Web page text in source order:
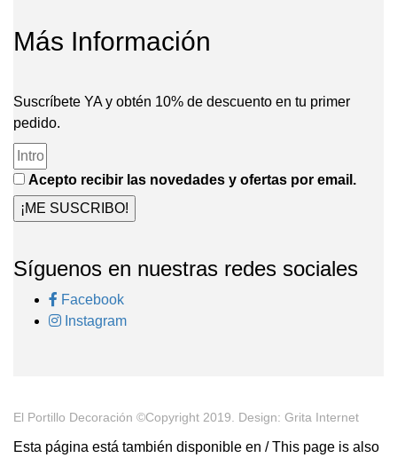
Más Información
Suscríbete YA y obtén 10% de descuento en tu primer
pedido.
Acepto recibir las novedades y ofertas por email.
¡ME SUSCRIBO!
Síguenos en nuestras redes sociales
Facebook
Instagram
El Portillo Decoración ©Copyright 2019. Design: Grita Internet
Esta página está también disponible en / This page is also